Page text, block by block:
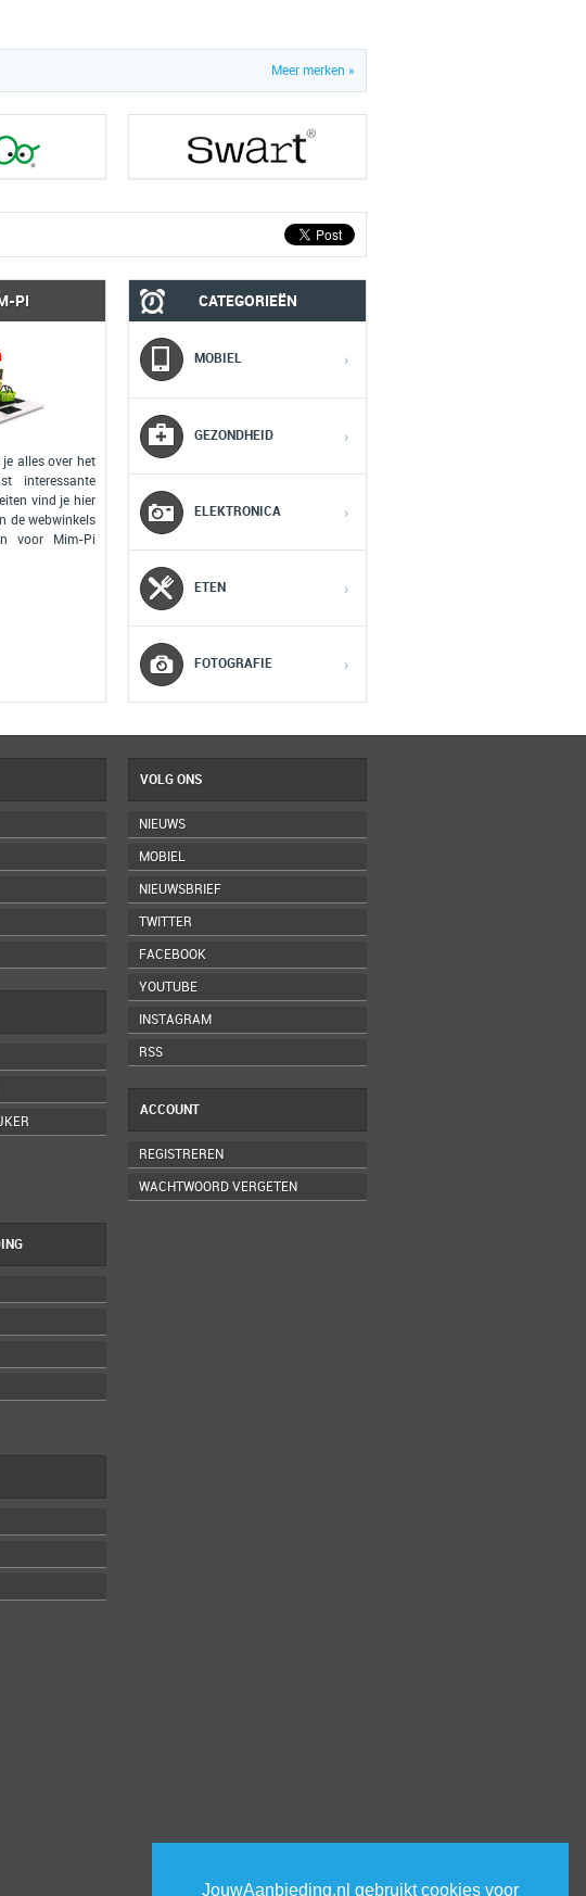
JouwAanbieding.nl gebruikt cookies voor
Meer merken »
MOBIEL
2
3
PI
alles over het
interessante
vind je hier
de webwinkels
voor Mim-Pi
CATEGORIEËN
MOBIEL ›
GEZONDHEID ›
ELEKTRONICA ›
ETEN ›
FOTOGRAFIE ›
VOLG ONS
NIEUWS
MOBIEL
NIEUWSBRIEF
TWITTER
FACEBOOK
YOUTUBE
INSTAGRAM
RSS
ACCOUNT
REGISTREREN
WACHTWOORD VERGETEN